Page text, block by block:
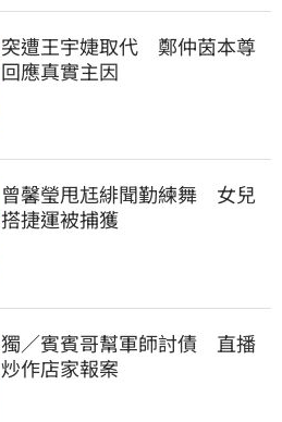
突遭王宇婕取代　鄭仲茵本尊
回應真實主因
曾馨瑩甩尪緋聞勤練舞　女兒
搭捷運被捕獲
獨／賓賓哥幫軍師討債　直播
炒作店家報案